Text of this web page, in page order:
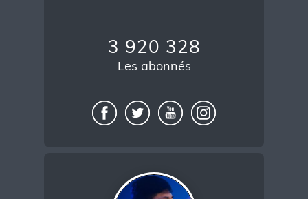
3 920 328
Les abonnés